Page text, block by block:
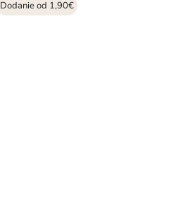
Dodanie od 1,90€